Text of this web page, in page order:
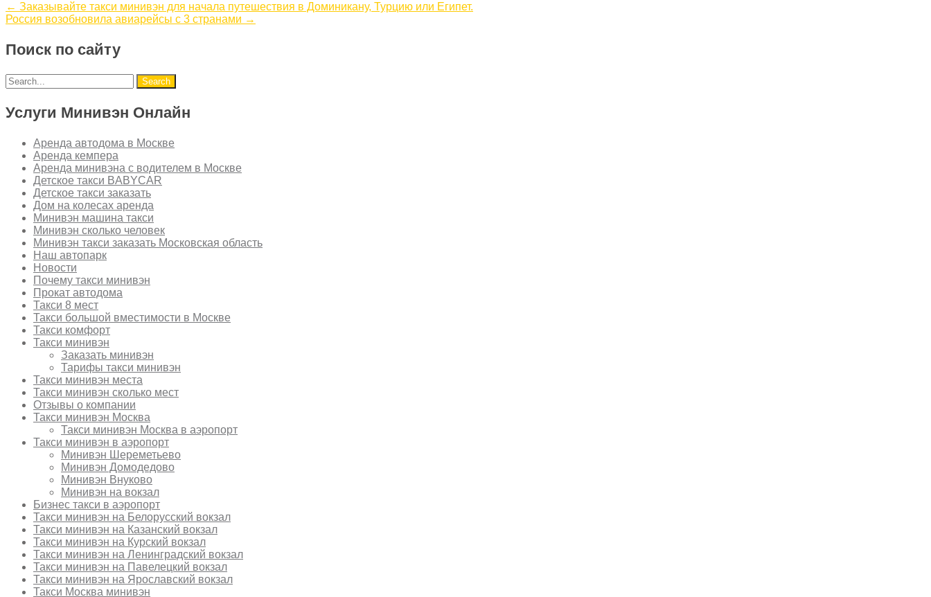
← Заказывайте такси минивэн для начала путешествия в Доминикану, Турцию или Египет.
Россия возобновила авиарейсы с 3 странами →
Поиск по сайту
Услуги Минивэн Онлайн
Аренда автодома в Москве
Аренда кемпера
Аренда минивэна с водителем в Москве
Детское такси BABYCAR
Детское такси заказать
Дом на колесах аренда
Минивэн машина такси
Минивэн сколько человек
Минивэн такси заказать Московская область
Наш автопарк
Новости
Почему такси минивэн
Прокат автодома
Такси 8 мест
Такси большой вместимости в Москве
Такси комфорт
Такси минивэн
Заказать минивэн
Тарифы такси минивэн
Такси минивэн места
Такси минивэн сколько мест
Отзывы о компании
Такси минивэн Москва
Такси минивэн Москва в аэропорт
Такси минивэн в аэропорт
Минивэн Шереметьево
Минивэн Домодедово
Минивэн Внуково
Минивэн на вокзал
Бизнес такси в аэропорт
Такси минивэн на Белорусский вокзал
Такси минивэн на Казанский вокзал
Такси минивэн на Курский вокзал
Такси минивэн на Ленинградский вокзал
Такси минивэн на Павелецкий вокзал
Такси минивэн на Ярославский вокзал
Такси Москва минивэн